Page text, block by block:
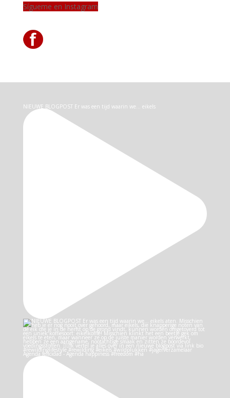
Sígueme en Instagram
NIEUWE BLOGPOST Er was een tijd waarin we… eikels
Agenda felicidad - Agenda happiness #freedom #ha